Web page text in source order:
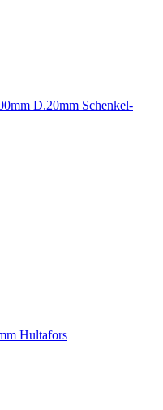
D.20mm Schenkel-
Hultafors